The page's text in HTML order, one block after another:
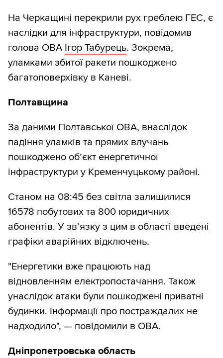
На Черкащині перекрили рух греблею ГЕС, є
наслідки для інфраструктури, повідомив
голова ОВА Ігор Табурець. Зокрема,
уламками збитої ракети пошкоджено
багатоповерхівку в Каневі.
Полтавщина
За даними Полтавської ОВА, внаслідок
падіння уламків та прямих влучань
пошкоджено об’єкт енергетичної
інфраструктури у Кременчуцькому районі.
Станом на 08:45 без світла залишилися
16578 побутових та 800 юридичних
абонентів. У звʼязку з цим в області введені
графіки аварійних відключень.
"Енергетики вже працюють над
відновленням електропостачання. Також
унаслідок атаки були пошкоджені приватні
будинки. Інформації про постраждалих не
надходило", — повідомили в ОВА.
Дніпропетровська область